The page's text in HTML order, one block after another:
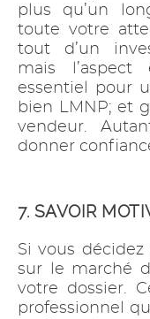
plus qu’un
toute votre
tout d’un
mais
essentiel pour
bien LMNP; et
vendeur.
donner
7. SAVOIR
Si vous
sur le marché
votre dossier.
professionnel